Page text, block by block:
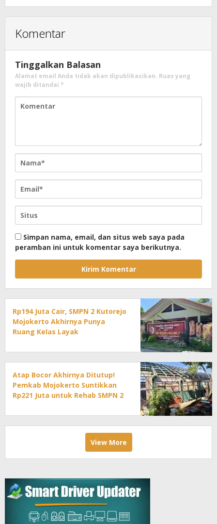
Komentar
Tinggalkan Balasan
Alamat email Anda tidak akan dipublikasikan. Ruas yang
wajib ditandai *
Simpan nama, email, dan situs web saya pada
peramban ini untuk komentar saya berikutnya.
Rp194 Juta Cair, SMPN 2 Kutorejo
Mojokerto Akhirnya Punya
Ruang Kelas Layak
Atap Bocor Akhirnya Ditutup!
Pemkab Mojokerto Suntikkan
Rp221 Juta untuk Rehab SMPN 2
View More